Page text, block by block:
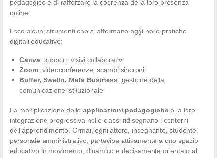
pedagogico e di rafforzare la coerenza della loro presenza
online.
Ecco alcuni strumenti che si affermano oggi nelle pratiche
digitali educative:
Canva: supporti visivi collaborativi
Zoom: videoconferenze, scambi sincroni
Buffer, Swello, Meta Business: gestione della
comunicazione istituzionale
La moltiplicazione delle applicazioni pedagogichee la loro
integrazione progressiva nelle classi ridisegnano i contorni
dell’apprendimento. Ormai, ogni attore, insegnante, studente,
personale amministrativo, partecipa attivamente a uno spazio
educativo in movimento, dinamico e decisamente orientato al